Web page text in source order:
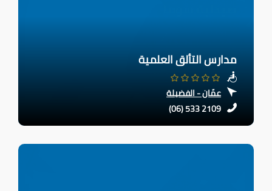
مدارس التألق العلمية
عمّان - الفضيلة
(06) 533 2109